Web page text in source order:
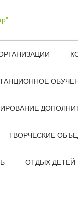
ТВОРЧЕСКИЕ
ОТДЫХ ДЕТЕЙ